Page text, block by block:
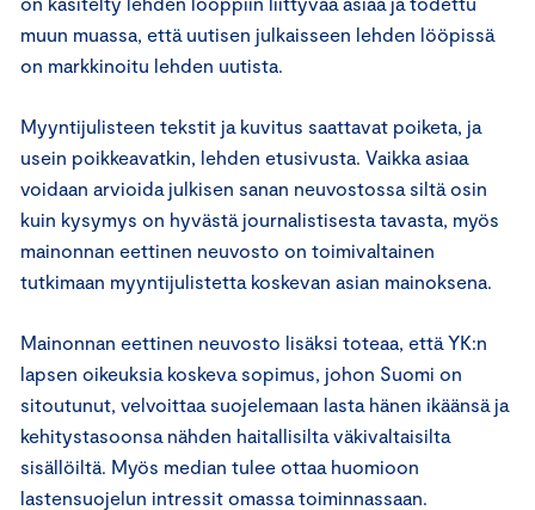
muun muassa, että uutisen julkaisseen lehden lööpissä
on markkinoitu lehden uutista.
Myyntijulisteen tekstit ja kuvitus saattavat poiketa, ja
usein poikkeavatkin, lehden etusivusta. Vaikka asiaa
voidaan arvioida julkisen sanan neuvostossa siltä osin
kuin kysymys on hyvästä journalistisesta tavasta, myös
mainonnan eettinen neuvosto on toimivaltainen
tutkimaan myyntijulistetta koskevan asian mainoksena.
Mainonnan eettinen neuvosto lisäksi toteaa, että YK:n
lapsen oikeuksia koskeva sopimus, johon Suomi on
sitoutunut, velvoittaa suojelemaan lasta hänen ikäänsä ja
kehitystasoonsa nähden haitallisilta väkivaltaisilta
sisällöiltä. Myös median tulee ottaa huomioon
lastensuojelun intressit omassa toiminnassaan.